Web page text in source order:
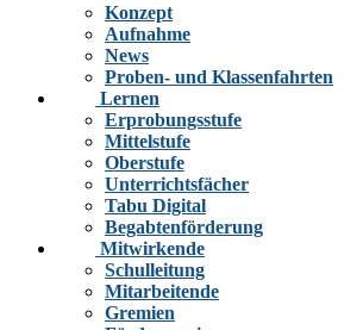
Konzept
Aufnahme
News
Proben- und Klassenfahrten
Lernen
Erprobungsstufe
Mittelstufe
Oberstufe
Unterrichtsfächer
Tabu Digital
Begabtenförderung
Mitwirkende
Schulleitung
Mitarbeitende
Gremien